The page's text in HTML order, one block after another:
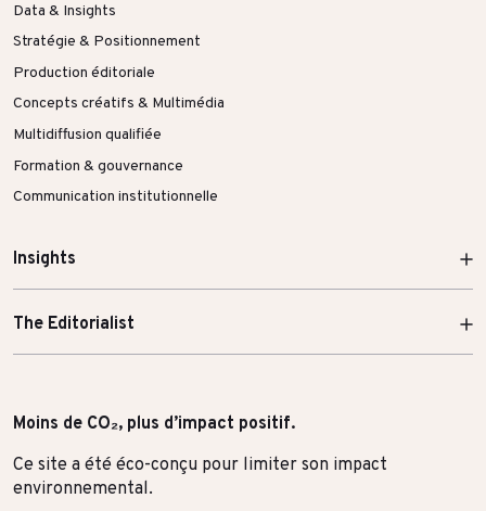
Data & Insights
Stratégie & Positionnement
Production éditoriale
Concepts créatifs & Multimédia
Multidiffusion qualifiée
Formation & gouvernance
Communication institutionnelle
Insights
The Editorialist
Moins de CO₂, plus d’impact positif.
Ce site a été éco-conçu pour limiter son impact
environnemental.